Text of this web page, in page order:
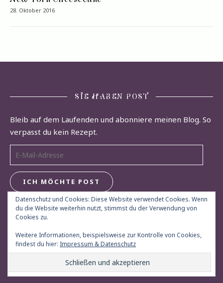
28. Oktober 2016
SIE HABEN POST
Bleib auf dem Laufenden und abonniere meinen Blog. So
verpasst du kein Rezept.
E-Mail-Adresse
ICH MÖCHTE POST
© Herdgeflüster 2013 - 2026
Datenschutz und Cookies: Diese Website verwendet Cookies. Wenn
du die Website weiterhin nutzt, stimmst du der Verwendung von
Cookies zu.
Weitere Informationen, beispielsweise zur Kontrolle von Cookies,
findest du hier: Impressum & Datenschutz